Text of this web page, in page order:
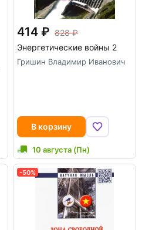
414
828
Энергетические войны 2
Гришин Владимир Иванович
В корзину
10 августа (Пн)
-50%